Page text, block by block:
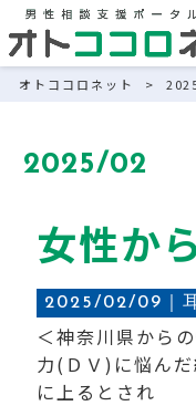
オトココロネット >
2025/02
2025/02/09｜
＜神奈川県から
力(ＤＶ)に悩ん
に上るとされ